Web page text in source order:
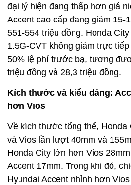
đại lý hiện đang thấp hơn giá
Accent cao cấp đang giảm 15-
551-554 triệu đồng. Honda
1.5G-CVT không giảm trực
50% lệ phí trước bạ, tương
triệu đồng và 28,3 triệu đồng.
Kích thước và kiểu dáng:
hơn Vios
Về kích thước tổng thể, Honda
và Vios lần lượt 40mm và
Honda City lớn hơn Vios
Accent 17mm. Trong khi đó,
Hyundai Accent nhỉnh hơn